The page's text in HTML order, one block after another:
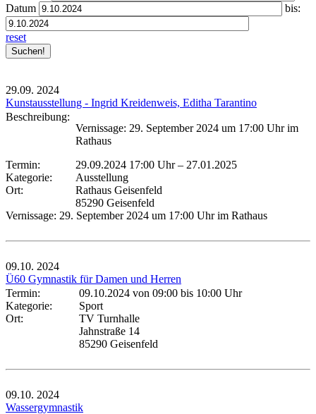
Datum
bis:
reset
29.09. 2024
Kunstausstellung - Ingrid Kreidenweis, Editha Tarantino
Beschreibung:
Vernissage: 29. September 2024 um 17:00 Uhr im
Rathaus
Termin:
29.09.2024 17:00 Uhr– 27.01.2025
Kategorie:
Ausstellung
Ort:
Rathaus Geisenfeld
85290 Geisenfeld
Vernissage: 29. September 2024 um 17:00 Uhr im Rathaus
09.10. 2024
Ü60 Gymnastik für Damen und Herren
Termin:
09.10.2024 von 09:00 bis 10:00 Uhr
Kategorie:
Sport
Ort:
TV Turnhalle
Jahnstraße 14
85290 Geisenfeld
09.10. 2024
Wassergymnastik